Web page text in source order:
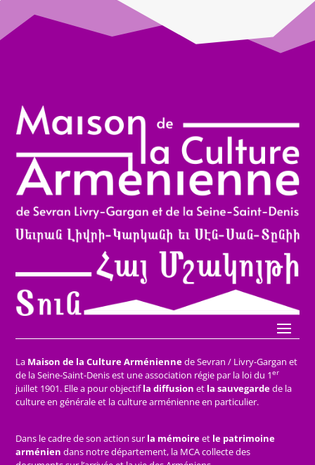
La Maison de la Culture Arméniennede Sevran / Livry-Gargan et
de la Seine-Saint-Denis est une association régie par la loi du 1er
juillet 1901. Elle a pour objectifla diffusion et la sauvegardede la
culture en générale et la culture arménienne en particulier.
Dans le cadre de son action sur la mémoireet le patrimoine
arménien dans notre département, la MCA collecte des